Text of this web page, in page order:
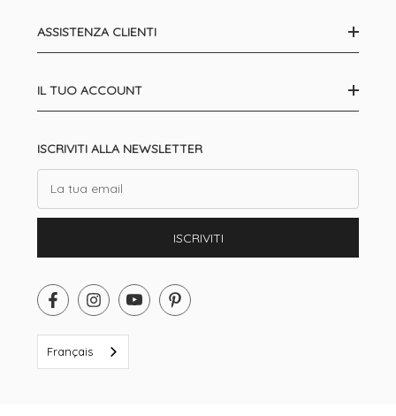
ASSISTENZA CLIENTI
IL TUO ACCOUNT
ISCRIVITI ALLA NEWSLETTER
ISCRIVITI
Français